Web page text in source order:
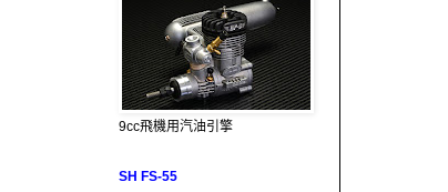
9cc飛機用汽油引擎
SH FS-55